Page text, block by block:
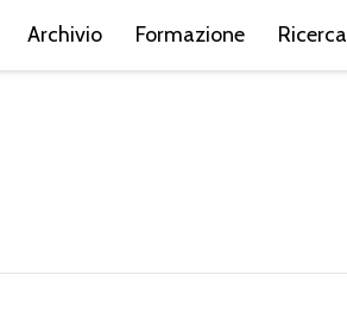
Archivio Formazione Ricerca